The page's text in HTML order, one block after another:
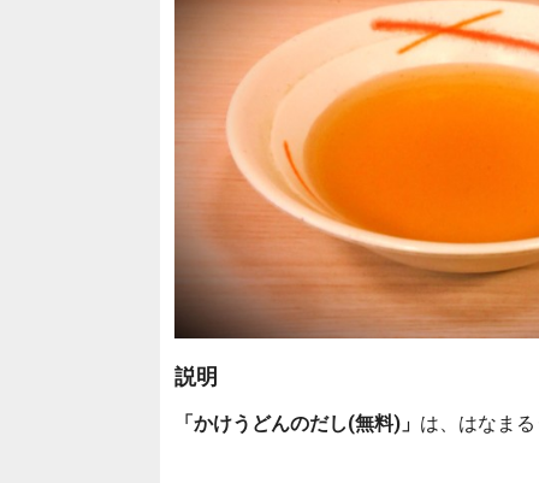
説明
「かけうどんのだし(無料)」 は、はなま